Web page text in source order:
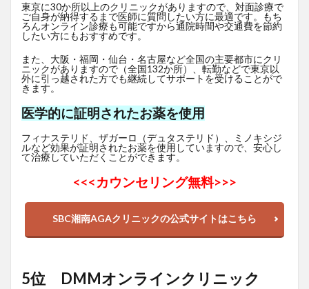
東京に30か所以上のクリニックがありますので、対面診療で
ご自身が納得するまで医師に質問したい方に最適です。もち
ろんオンライン診療も可能ですから通院時間や交通費を節約
したい方にもおすすめです。
また、大阪・福岡・仙台・名古屋など全国の主要都市にクリ
ニックがありますので（全国132か所）、転勤などで東京以
外に引っ越された方でも継続してサポートを受けることがで
きます。
医学的に証明されたお薬を使用
フィナステリド、ザガーロ（デュタステリド）、ミノキシジ
ルなど効果が証明されたお薬を使用していますので、安心し
て治療していただくことができます。
<<<カウンセリング無料>>>
SBC湘南AGAクリニックの公式サイトはこちら
5位 DMMオンラインクリニック